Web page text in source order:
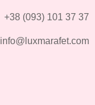
+38 (093) 101 37 37
info@luxmarafet.com